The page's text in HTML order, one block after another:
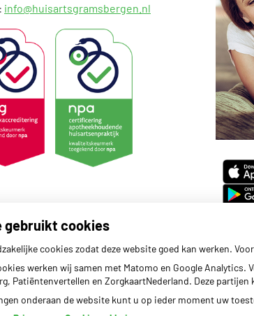
info@huisartsgramsbergen.nl
Uw
Zorg
gebruikt cookies
cookies zodat deze website goed kan werken.
werken wij samen met Matomo en Google Analytics.
Patiëntenvertellen en ZorgkaartNederland. Deze
onderaan de website kunt u op ieder moment uw